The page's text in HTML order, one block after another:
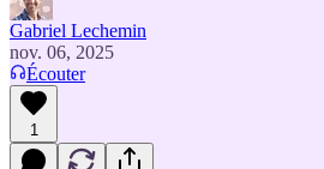
Gabriel Lechemin
nov. 06, 2025
Écouter
1